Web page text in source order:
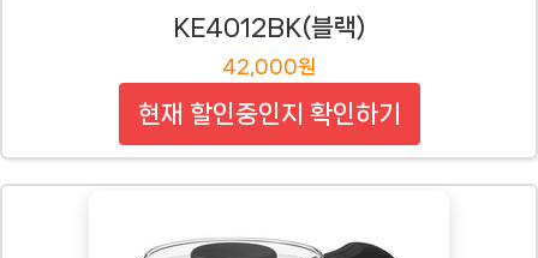
KE4012BK(블랙)
42,000원
현재 할인중인지 확인하기